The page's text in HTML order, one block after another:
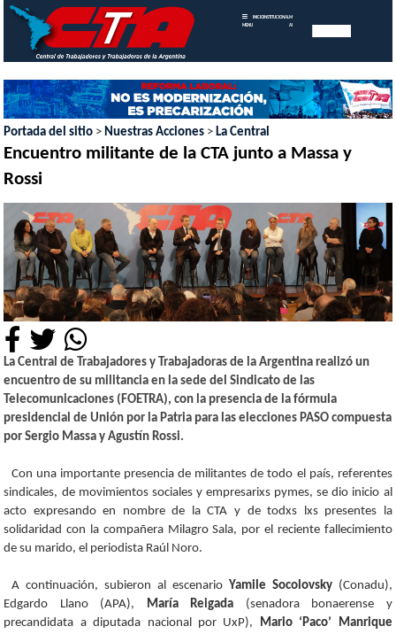
MENU
INICIOINSTITUCIONAL MEMORIAS
ANUALES
Portada del sitio > Nuestras Acciones > La Central
Encuentro militante de la CTA junto a Massa y
Rossi
La Central de Trabajadores y Trabajadoras de la Argentina realizó un
encuentro de su militancia en la sede del Sindicato de las
Telecomunicaciones (FOETRA), con la presencia de la fórmula
presidencial de Unión por la Patria para las elecciones PASO compuesta
por Sergio Massa y Agustín Rossi.
Con una importante presencia de militantes de todo el país, referentes
sindicales, de movimientos sociales y empresarixs pymes, se dio inicio al
acto expresando en nombre de la CTA y de todxs lxs presentes la
solidaridad con la compañera Milagro Sala, por el reciente fallecimiento
de su marido, el periodista Raúl Noro.
A continuación, subieron al escenario Yamile Socolovsky(Conadu),
Edgardo Llano (APA), María Reigada (senadora bonaerense y
precandidata a diputada nacional por UxP), Mario ‘Paco’ Manrique